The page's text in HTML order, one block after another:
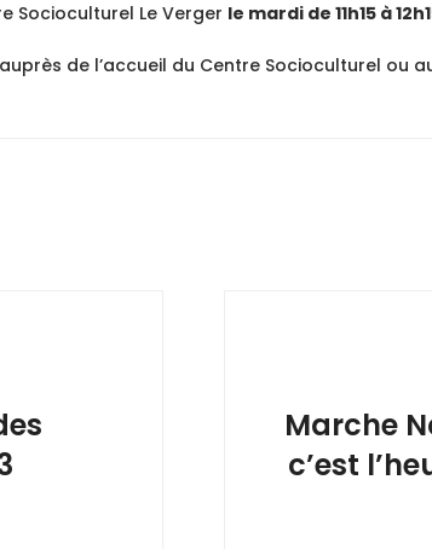
Socioculturel Le Verger le mardi de 11h15 à
de l’accueil du Centre Socioculturel ou
Marche
c’est